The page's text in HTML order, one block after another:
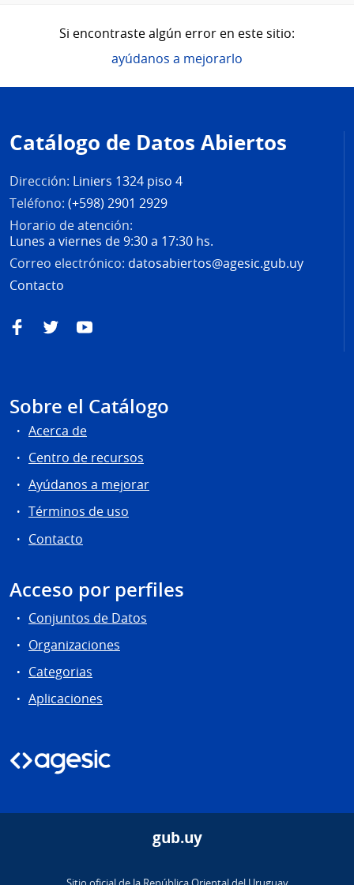
Si encontraste algún error en este sitio:
ayúdanos a mejorarlo
de
página
Catálogo de Datos Abiertos
Dirección: Liniers 1324 piso 4
Teléfono: (+598) 2901 2929
Horario de atención:
Lunes a viernes de 9:30 a 17:30 hs.
Correo electrónico: datosabiertos@agesic.gub.uy
Contacto
FacebookTwitterYouTube
Sobre el Catálogo
Acerca de
Centro de recursos
Ayúdanos a mejorar
Términos de uso
Contacto
Acceso por perfiles
Conjuntos de Datos
Organizaciones
Categorias
Aplicaciones
gub.uy